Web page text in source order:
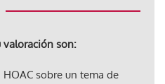
valoración son:
sobre un tema de